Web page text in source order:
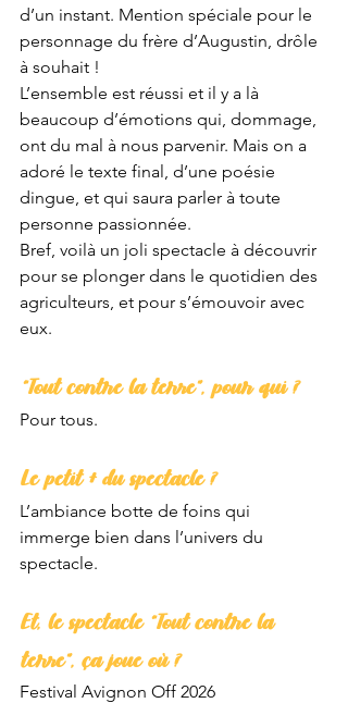
d’un instant. Mention spéciale pour le
personnage du frère d’Augustin, drôle
à souhait !
L’ensemble est réussi et il y a là
beaucoup d’émotions qui, dommage,
ont du mal à nous parvenir. Mais on a
adoré le texte final, d’une poésie
dingue, et qui saura parler à toute
personne passionnée.
Bref, voilà un joli spectacle à découvrir
pour se plonger dans le quotidien des
agriculteurs, et pour s’émouvoir avec
eux.
“Tout contre la terre”, pour qui ?
Pour tous.
Le petit + du spectacle ?
L’ambiance botte de foins qui
immerge bien dans l’univers du
spectacle.
Et, le spectacle “Tout contre la
terre”, ça joue où ?
Festival Avignon Off 2026